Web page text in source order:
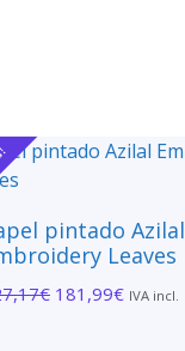
pintado Azilal
Leaves
€ 181,99€ IVA incl.